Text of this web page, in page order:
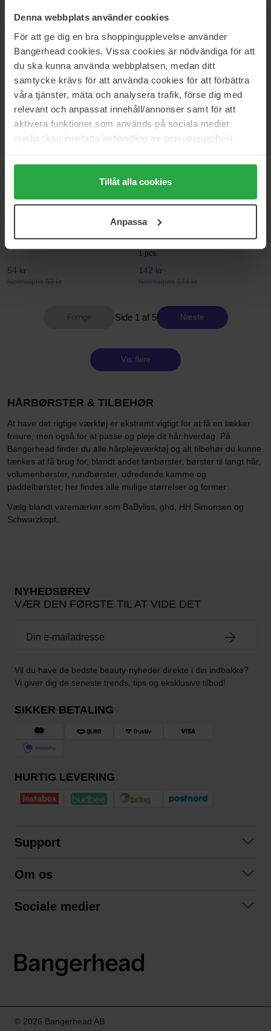
Denna webbplats använder cookies
För att ge dig en bra shoppingupplevelse använder
Bangerhead cookies. Vissa cookies är nödvändiga för att
du ska kunna använda webbplatsen, medan ditt
samtycke krävs för att använda cookies för att förbättra
våra tjänster, mäta och analysera trafik, förse dig med
relevant och anpassat innehåll/annonser samt för att
aktivera funktioner som används på sociala medier
media (kan innefatta behandling av personuppgifter).
Genom att trycka på "Tillåt alla cookies" accepterar du
alla cookies, medan du under "Detaljer" kan anpassa
användningen av cookies. Du kan när som helst återkalla
samt vår Integritetspolicy.
Tillåt alla cookies
Anpassa
234 kr 135 kr
Denman
D81S The Style & Shine Small
Black
1 pcs
198 kr
Tangle Teezer
The Original Mini Unicorn Magic
1 pcs
113 kr
Toppik
1 pcs
Wella Professionals
1 pcs
54 kr
54 kr
Normalpris 59 kr
Briogeo
Therapy Massager
1 pcs
142 kr
Normalpris 174 kr
Side 1 af 5 Næste
Vis flere
HÅRBØRSTER & TILBEHØR
At have det rigtige værktøj er ekstremt vigtigt for at få en lækker
frisure, men også for at passe og pleje dit hår hverdag. På
Bangerhead finder du alle hårplejeværktøj og alt tilbehør du kunne
tænkes at få brug for, blandt andet fønbørster, børster til langt hår,
volumenbørster, rundbørster, udredende kamme og
paddelbørster, her findes alle mulige størrelser og former.
Vælg blandt varemærker som BaByliss, ghd, HH Simonsen og
Schwarzkopf.
NYHEDSBREV
VÆR DEN FØRSTE TIL AT VIDE DET
Vil du have de bedste beauty-nyheder direkte i din indbakke?
Vi giver dig de seneste trends, tips og eksklusive tilbud!
SIKKER BETALING
HURTIG LEVERING
Support
Betingelser
Om os
Sociale medier
LinkedIn
© 2026 Bangerhead AB